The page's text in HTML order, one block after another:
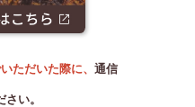
ただいた際に、 通信
い。